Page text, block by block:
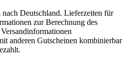
Deutschland. Lieferzeiten für
zur Berechnung des
anderen Gutscheinen kombinierbar